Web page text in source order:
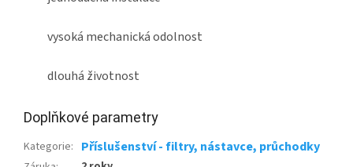
vysoká mechanická odolnost
dlouhá životnost
Doplňkové parametry
Kategorie: Příslušenství - filtry, nástavce, průchodky